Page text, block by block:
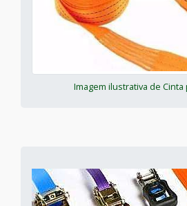
Imagem ilustrativa de Cinta